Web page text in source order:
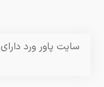
سایت پاور ورد دارای